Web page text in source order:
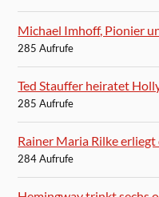
Michael Imhoff, Pionier
285 Aufrufe
Ted Stauffer heiratet
285 Aufrufe
Rainer Maria Rilke
284 Aufrufe